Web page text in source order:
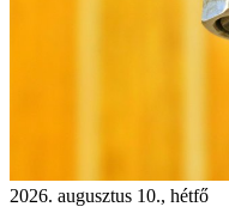
2026. augusztus 10., hétfő